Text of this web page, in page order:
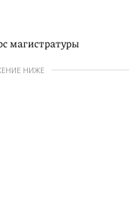
магистратуры
НИЖЕ